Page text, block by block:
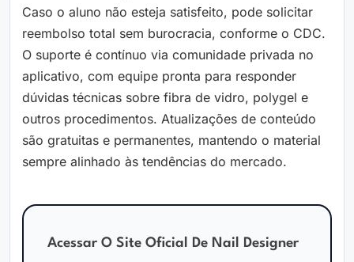
Caso o aluno não esteja satisfeito, pode solicitar
reembolso total sem burocracia, conforme o CDC.
O suporte é contínuo via comunidade privada no
aplicativo, com equipe pronta para responder
dúvidas técnicas sobre fibra de vidro, polygel e
outros procedimentos. Atualizações de conteúdo
são gratuitas e permanentes, mantendo o material
sempre alinhado às tendências do mercado.
Acessar O Site Oficial De Nail Designer